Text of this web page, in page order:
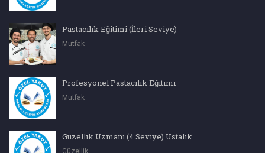
Pastacılık Eğitimi (İleri Seviye)
Mutfak
Profesyonel Pastacılık Eğitimi
Mutfak
Güzellik Uzmanı (4.Seviye) Ustalık
Güzellik